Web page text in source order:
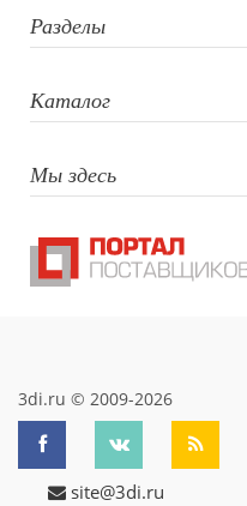
(СО2),
лазер),
Разделы
Каталог
Мы здесь
3di.ru © 2009-2026
site@3di.ru